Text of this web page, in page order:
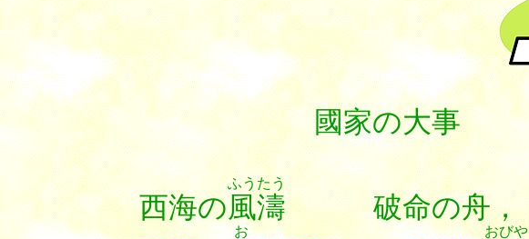
國家の大事
西海の風濤
ふうたう
破命の舟，
お おびや